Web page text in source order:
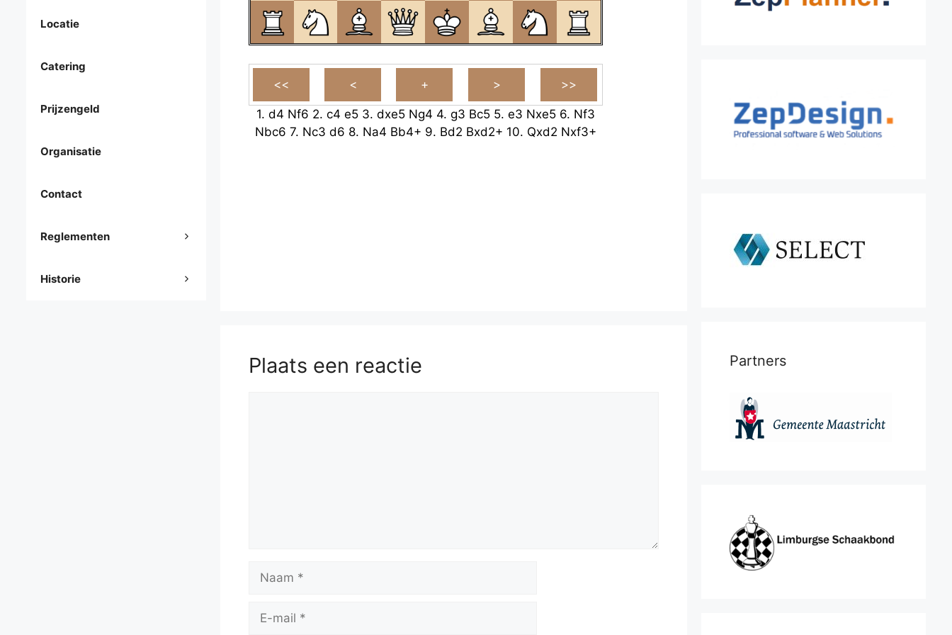
1. d4 Nf6 2. c4 e5 3. dxe5 Ng4 4. g3 Bc5 5. e3 Nxe5 6. Nf3
Nbc6 7. Nc3 d6 8. Na4 Bb4+ 9. Bd2 Bxd2+ 10. Qxd2 Nxf3+
Plaats een reactie
mail
Locatie
Catering
Prijzengeld
Organisatie
Contact
Reglementen
Historie
Partners